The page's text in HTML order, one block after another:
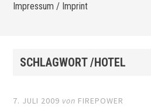
Impressum / Imprint
SCHLAGWORT /HOTEL
7. JULI 2009 von FIREPOWER